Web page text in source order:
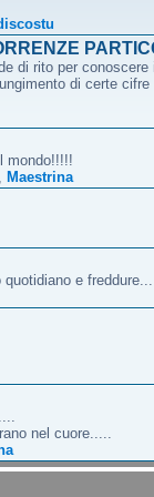
di rito per
di certe cifre
mondo!!!!!
Maestrina
e
nel cuore.....